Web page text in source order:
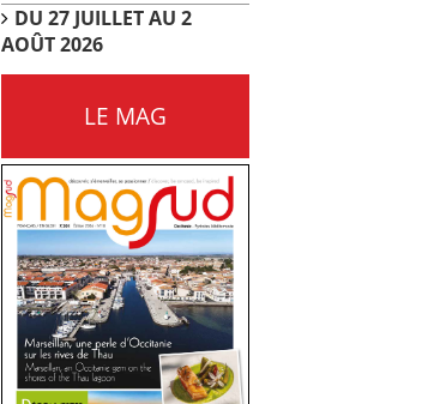
DU 27 JUILLET AU 2
AOÛT 2026
LE MAG